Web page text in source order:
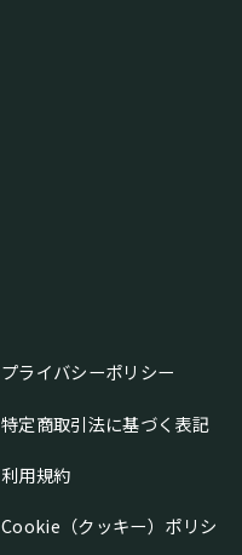
プライバシーポリシー
特定商取引法に基づく表記
利用規約
Cookie（クッキー）ポリシ